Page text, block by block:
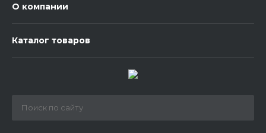
О компании
Каталог товаров